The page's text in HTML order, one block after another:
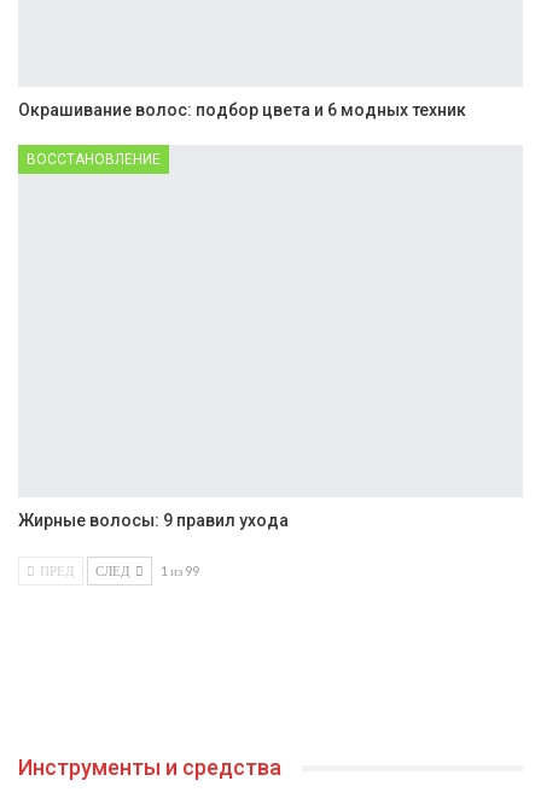
Окрашивание волос: подбор цвета и 6 модных техник
ВОССТАНОВЛЕНИЕ
Жирные волосы: 9 правил ухода
ПРЕД СЛЕД 1 из 99
Инструменты и средства